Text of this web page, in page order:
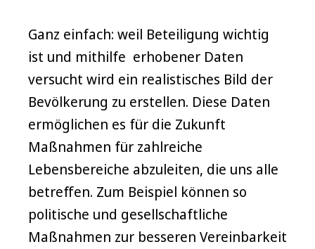
Ganz einfach: weil Beteiligung wichtig
ist und mithilfe erhobener Daten
versucht wird ein realistisches Bild der
Bevölkerung zu erstellen. Diese Daten
ermöglichen es für die Zukunft
Maßnahmen für zahlreiche
Lebensbereiche abzuleiten, die uns alle
betreffen. Zum Beispiel können so
politische und gesellschaftliche
Maßnahmen zur besseren Vereinbarkeit